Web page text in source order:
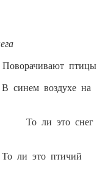
птицы
воздухе на
ли это снег
птичий